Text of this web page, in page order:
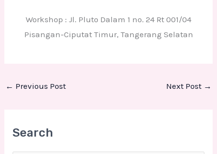
Workshop : Jl. Pluto Dalam 1 no. 24 Rt 001/04
Pisangan-Ciputat Timur, Tangerang Selatan
← Previous Post Next Post →
Search